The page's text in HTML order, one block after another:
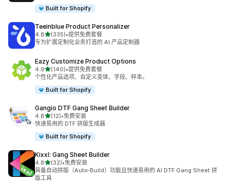
Built for Shopify
Teeinblue Product Personalizer
4.8星（满分 5 星）
(335)
总共 335 条评论
•提供免费套餐
专为扩展定制化业务打造的 AI 产品定制器
Eazy Customize Product Options
4.9星（满分 5 星）
(140)
总共 140 条评论
•提供免费套餐
个性化产品选项、自定义变体、字段、样本。
Built for Shopify
Gangio DTF Gang Sheet Builder
4.8星（满分 5 星）
(12)
总共 12 条评论
•免费安装
快速易用的 DTF 拼版生成器
Built for Shopify
Kixxl: Gang Sheet Builder
4.8星（满分 5 星）
(32)
总共 32 条评论
•免费安装
具备自动拼版（Auto-Build）功能且快速易用的 AI DTF Gang Sheet 拼
版工具